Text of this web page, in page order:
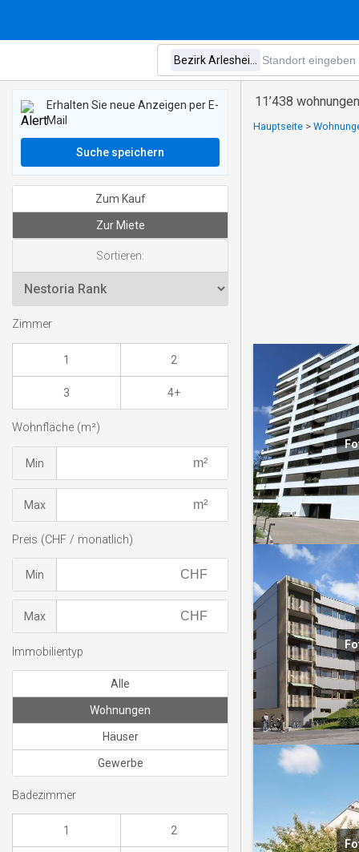
11’438
Hauptseite >
Erhalten Sie neue Anzeigen per E-
Mail
Suche speichern
Zum Kauf
Zur Miete
Sortieren:
Zimmer
1 2
3 4+
Wohnfläche (m²)
Min
Max
Preis (CHF / monatlich)
Min
Max
Immobilientyp
Alle
Wohnungen
Häuser
Gewerbe
Badezimmer
1 2